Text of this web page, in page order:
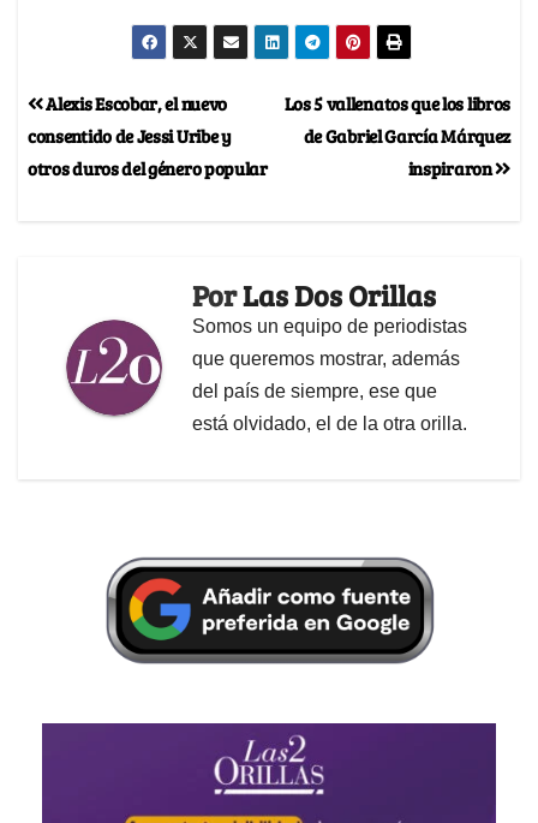
Los 5 vallenatos que los libros
de Gabriel García Márquez
inspiraron
Alexis Escobar, el nuevo
consentido de Jessi Uribe y
otros duros del género popular
PorLas Dos Orillas
Somos un equipo de periodistas
que queremos mostrar, además
del país de siempre, ese que
está olvidado, el de la otra orilla.